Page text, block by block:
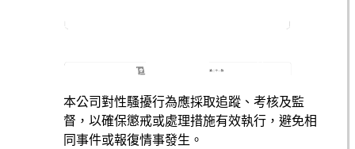
本公司對性騷擾行為應採取追蹤、考核及監
督，以確保懲戒或處理措施有效執行，避免相
同事件或報復情事發生。